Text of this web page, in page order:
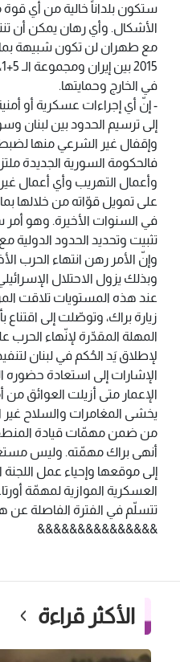
ستكون بلداناً خالية من أي
الأشكال. وأي رهان يمكن أن
مع طهران لن تكون شبيهة بما
في الخارج وحمايتها.
- إنّ أي إجراءات عسكرية أو
إلى ترسيم الحدود بين لبنان
وإقفال غير الشرعي منها
فالحكومة السورية الجديدة
وأعمال التهريب وأي أعمال غير
في السنوات الأخيرة. وهو
تثبيت وتحديد الحدود الدولية
وإنّ الأمر رهن انتهاء الحرب
وبذلك يزول الاحتلال
عند هذه المستويات تلاقت
زيارة براك، وتوصّلت إلى اقتناع
المهلة المقدّرة لإنّهاء الحرب
لإطلاق يَد الحُكم في لبنان
الإشارات إلى استعادة حضوره
الإعمار متى أزيلت العوائق من
يخشى المغامرات والسلاح
من ضمن مهمّات قيادة
أنهى براك مهمّته. وليس
إلى موقعها وإحياء عمل اللجنة
العسكرية الموازية لمهمّة
تتسلّم في الفترة الفاصلة عن
&&&&&&&&&&&&&&&
الأكثر قراءة